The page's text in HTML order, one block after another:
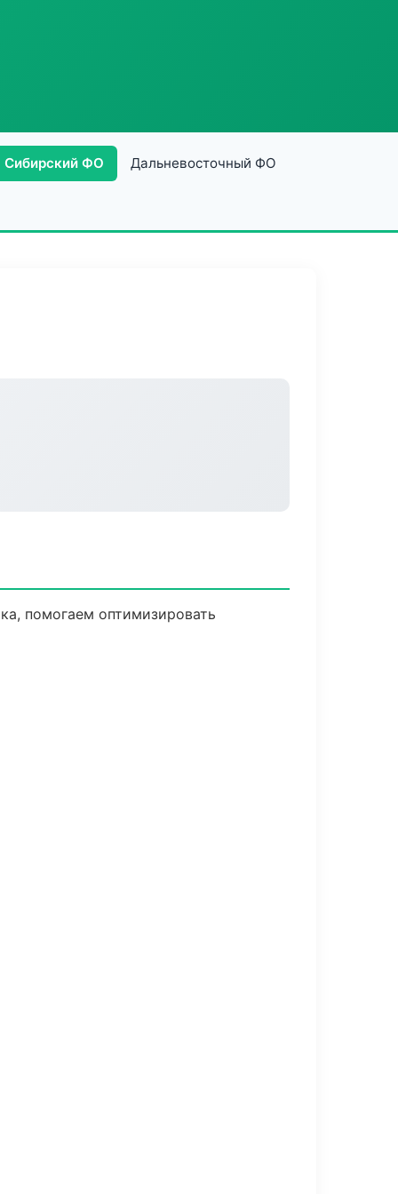
Сибирский ФО Дальневосточный ФО
помогаем оптимизировать